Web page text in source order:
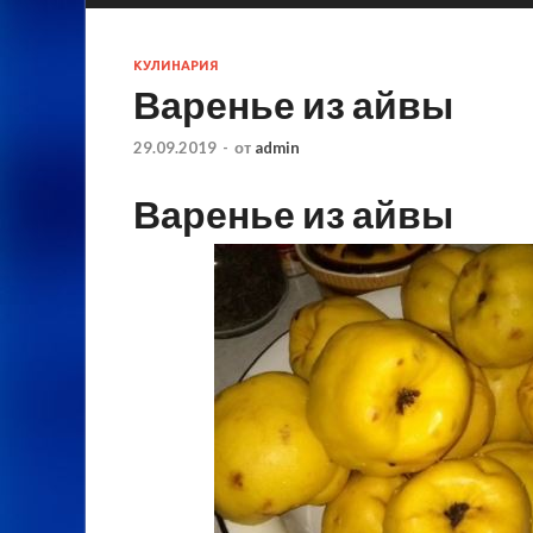
КУЛИНАРИЯ
Варенье из айвы
29.09.2019 - от admin
Варенье из айвы